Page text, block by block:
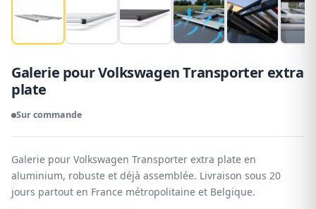
Galerie pour Volkswagen Transporter extra
plate
Sur commande
Galerie pour Volkswagen Transporter extra plate en
aluminium, robuste et déjà assemblée. Livraison sous 20
jours partout en France métropolitaine et Belgique.